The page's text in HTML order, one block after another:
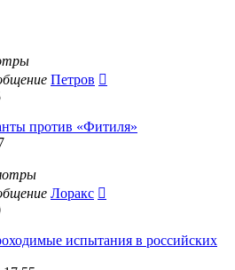
Петров
против «Фитиля»
Лоракс
испытания в российских